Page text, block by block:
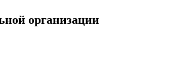
организации